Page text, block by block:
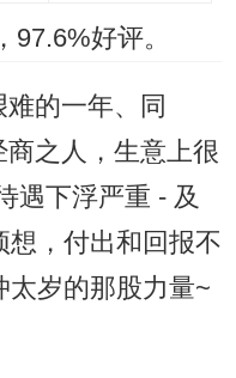
97.6%好评。
的一年、同
之人，生意上很
遇下浮严重 - 及
想，付出和回报不
太岁的那股力量~